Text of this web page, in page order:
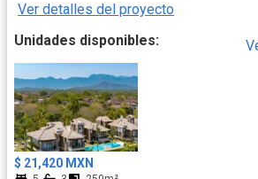
Ver detalles del proyecto
Unidades disponibles:
$ 21,420 MXN